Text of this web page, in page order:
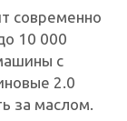
современно
10 000
с
2.0
за маслом.